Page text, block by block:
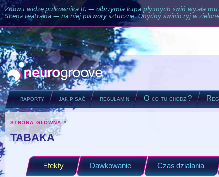
Znowu widzę pułkownika B. — olbrzymia kupa płynnych świń wylała
Scena teatralna — na niej potwory sztuczne. Ohydny świnio ryj w
raporty jak pisać regulamin O co tu chodzi?
you are here
strona główna›
tabaka
Efekty Dawkowanie Czas działania